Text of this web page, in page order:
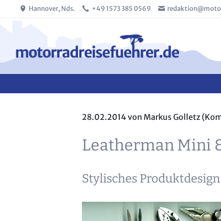
Hannover, Nds. +49 1573 385 0569
28.02.2014 von Markus Golletz
Leatherman Mini
Stylisches